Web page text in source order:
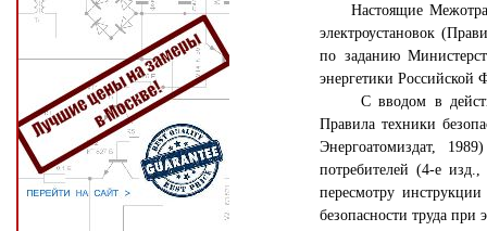
Настоящие
электроустановок
по заданию
энергетики Российской
С вводом в
Правила техники
Энергоатомиздат,
потребителей (4-е
пересмотру
безопасности труда